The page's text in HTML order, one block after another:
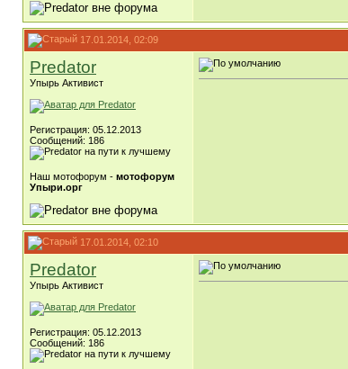
17.01.2014, 02:09
Predator
Упырь Активист
Регистрация: 05.12.2013
Сообщений: 186
Наш мотофорум - мотофорум
Упыри.орг
17.01.2014, 02:10
Predator
Упырь Активист
Регистрация: 05.12.2013
Сообщений: 186